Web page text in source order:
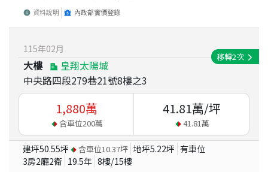
資料說明 內政部實價登錄
115年02月
大樓
皇翔太陽城
中央路四段279巷21號8樓之3
移轉2次
1,880萬
含車位200萬
41.81萬/坪
41.81萬
建坪50.55坪 含車位10.37坪 地坪5.22坪 有車位
3房2廳2衛 19.5年 8樓/15樓